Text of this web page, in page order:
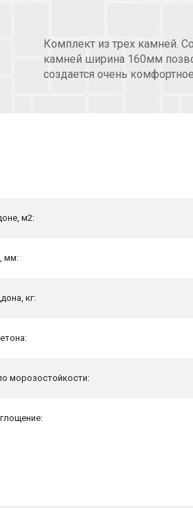
Комплект из трех камней.
камней ширина 160мм
создается очень
м2:
мм:
кг:
морозостойкости: